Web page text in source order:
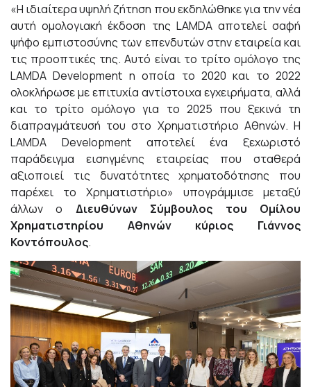
«Η ιδιαίτερα υψηλή ζήτηση που εκδηλώθηκε για την νέα
αυτή ομολογιακή έκδοση της LAMDA αποτελεί σαφή
ψήφο εμπιστοσύνης των επενδυτών στην εταιρεία και
τις προοπτικές της. Αυτό είναι το τρίτο ομόλογο της
LAMDA Development η οποία το 2020 και το 2022
ολοκλήρωσε με επιτυχία αντίστοιχα εγχειρήματα, αλλά
και το τρίτο ομόλογο για το 2025 που ξεκινά τη
διαπραγμάτευσή του στο Χρηματιστήριο Αθηνών. Η
LAMDA Development αποτελεί ένα ξεχωριστό
παράδειγμα εισηγμένης εταιρείας που σταθερά
αξιοποιεί τις δυνατότητες χρηματοδότησης που
παρέχει το Χρηματιστήριο» υπογράμμισε μεταξύ
άλλων ο Διευθύνων Σύμβουλος του Ομίλου
Χρηματιστηρίου Αθηνών κύριος Γιάννος
Κοντόπουλος.